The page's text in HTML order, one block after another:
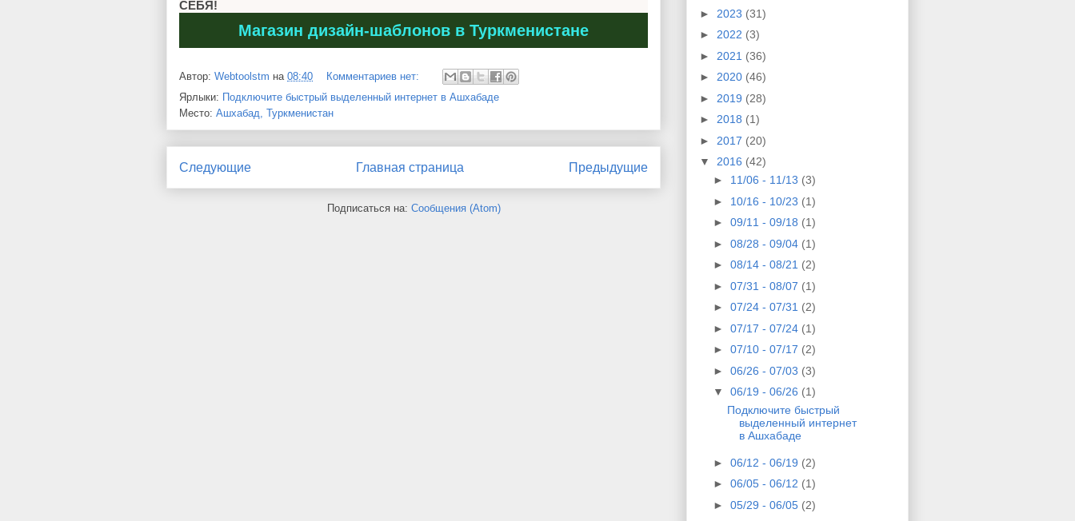
СЕБЯ!
Магазин дизайн-шаблонов в Туркменистане
Автор: Webtoolstm на 08:40
Комментариев нет:
Ярлыки: Подключите быстрый выделенный интернет в Ашхабаде
Место: Ашхабад, Туркменистан
Следующие Предыдущие
Главная страница
Подписаться на: Сообщения (Atom)
► 2023 (31)
► 2022 (3)
► 2021 (36)
► 2020 (46)
► 2019 (28)
► 2018 (1)
► 2017 (20)
▼ 2016 (42)
► 11/06 - 11/13 (3)
► 10/16 - 10/23 (1)
► 09/11 - 09/18 (1)
► 08/28 - 09/04 (1)
► 08/14 - 08/21 (2)
► 07/31 - 08/07 (1)
► 07/24 - 07/31 (2)
► 07/17 - 07/24 (1)
► 07/10 - 07/17 (2)
► 06/26 - 07/03 (3)
▼ 06/19 - 06/26 (1)
Подключите быстрый
выделенный интернет
в Ашхабаде
► 06/12 - 06/19 (2)
► 06/05 - 06/12 (1)
► 05/29 - 06/05 (2)